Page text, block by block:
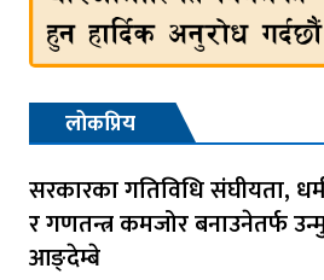
लोकप्रिय
सरकारका गतिविधि संघीयता,
र गणतन्त्र कमजोर बनाउनेतर्फ
आङ्देम्बे